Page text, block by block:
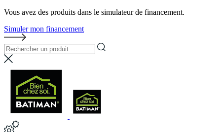
Vous avez des produits dans le simulateur de financement.
Simuler mon financement